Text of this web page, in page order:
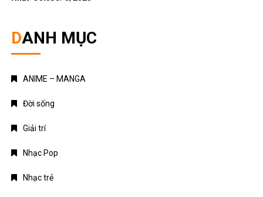
DANH MỤC
ANIME – MANGA
Đời sống
Giải trí
Nhạc Pop
Nhạc trẻ